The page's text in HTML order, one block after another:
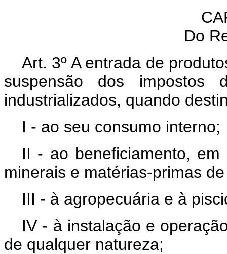
Do
Art. 3º A entrada de
suspensão dos impostos
industrializados, quando
I - ao seu consumo interno;
II - ao beneficiamento,
minerais e matérias-primas
III - à agropecuária e à
IV - à instalação e
de qualquer natureza;